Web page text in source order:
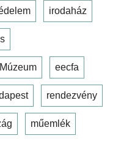
irodaház
Múzeum eecfa
rendezvény
műemlék